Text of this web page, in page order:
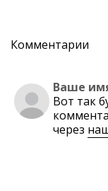
Комментарии
Ваше
Вот так
через